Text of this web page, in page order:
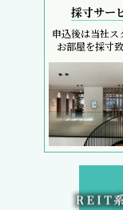
採寸サー
申込後は当社ス
お部屋を採寸